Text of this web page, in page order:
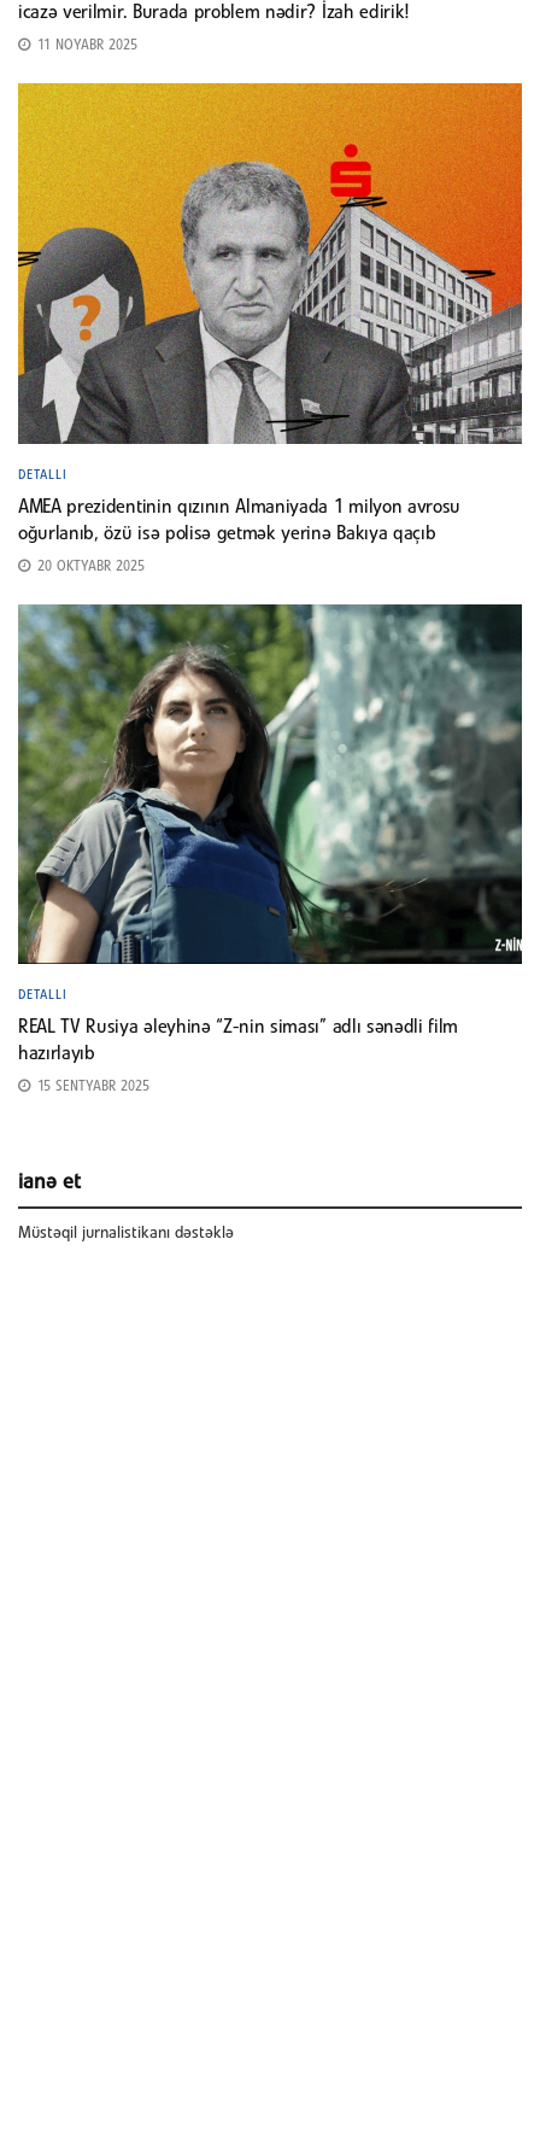
icazə verilmir. Burada problem nədir? İzah edirik!
11 NOYABR 2025
DETALLI
AMEA prezidentinin qızının Almaniyada 1 milyon avrosu
oğurlanıb, özü isə polisə getmək yerinə Bakıya qaçıb
20 OKTYABR 2025
DETALLI
REAL TV Rusiya əleyhinə “Z-nin siması” adlı sənədli film
hazırlayıb
15 SENTYABR 2025
ianə et
Müstəqil jurnalistikanı dəstəklə